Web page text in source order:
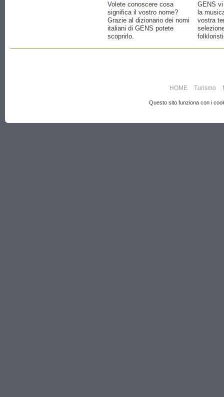
Volete conoscere cosa
significa il vostro nome?
Grazie al dizionario dei nomi
italiani di GENS potete
scoprirlo.
GENS
la
vostra
HOME Turismo
Questo sito funziona con i